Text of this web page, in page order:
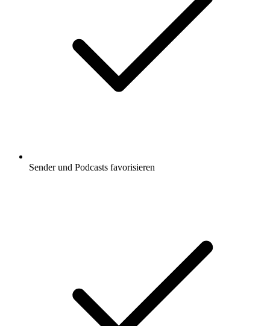
Sender und Podcasts favorisieren